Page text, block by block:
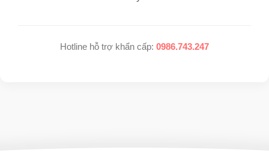
Hotline hỗ trợ khẩn cấp: 0986.743.247